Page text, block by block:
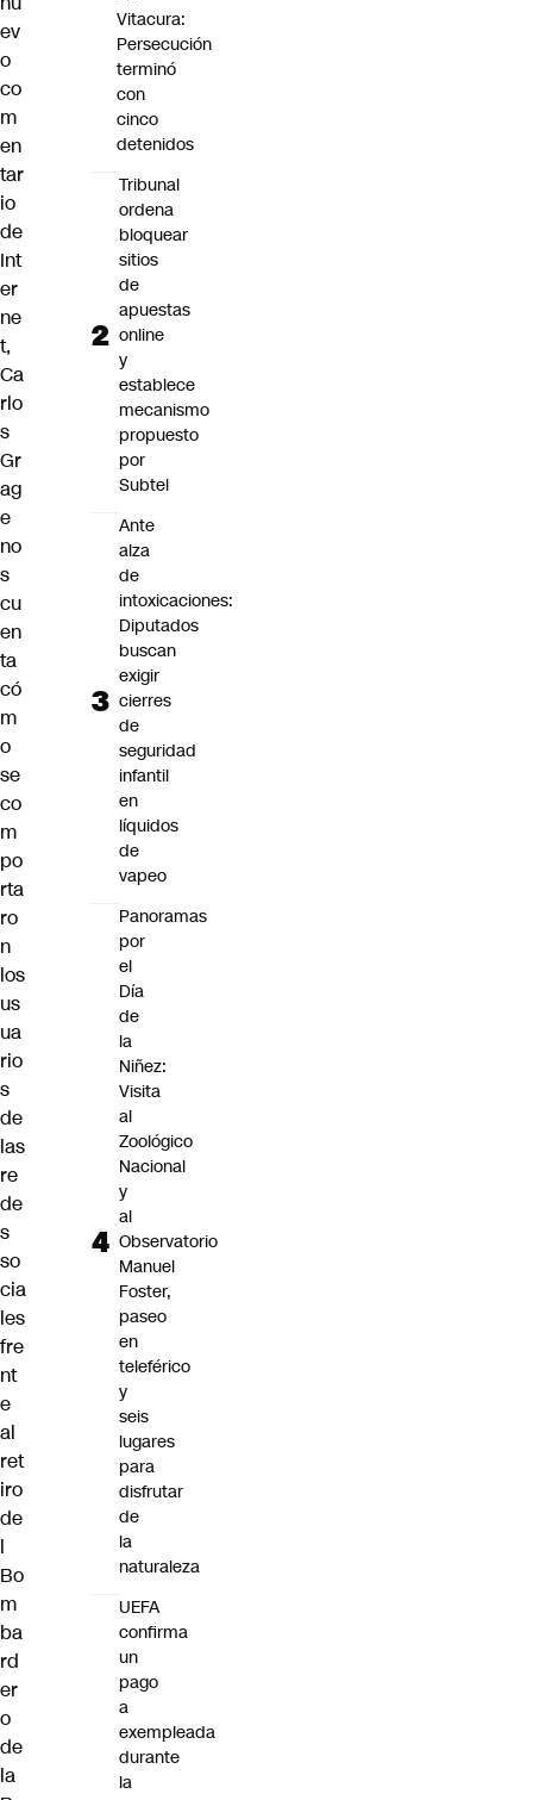
ev
o
co
m
en
tar
io
de
Int
er
ne
t,
Ca
rlo
s
Gr
ag
e
no
s
cu
en
ta
có
m
o
se
co
m
po
rta
ro
n
los
us
ua
rio
s
de
las
re
de
s
so
cia
les
fre
nt
e
al
ret
iro
de
l
Bo
m
ba
rd
er
o
de
la
Vitacura:
Persecución
terminó
con
cinco
detenidos
Tribunal
ordena
bloquear
sitios
de
apuestas
online
y
establece
mecanismo
propuesto
por
Subtel
Ante
alza
de
intoxicaciones:
Diputados
buscan
exigir
cierres
de
seguridad
infantil
en
líquidos
de
vapeo
Panoramas
por
el
Día
de
la
Niñez:
Visita
al
Zoológico
Nacional
y
al
Observatorio
Manuel
Foster,
paseo
en
teleférico
y
seis
lugares
para
disfrutar
de
la
naturaleza
UEFA
confirma
un
pago
a
exempleada
durante
la